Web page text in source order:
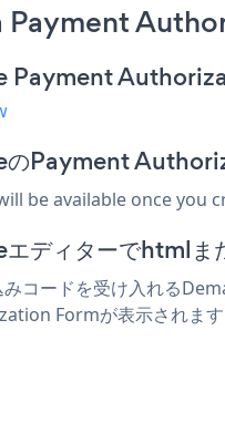
Payment
Payment
Payment
be available once you
ディターでhtmlま
コードを受け入れる
Formが表示されます